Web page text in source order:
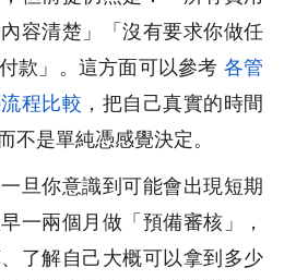
容清楚」「沒有要求你做任
款」。這方面可以參考 各管
程比較 ，把自己真實的時間
不是單純憑感覺決定。
旦你意識到可能會出現短期
一兩個月做「預備審核」，
了解自己大概可以拿到多少